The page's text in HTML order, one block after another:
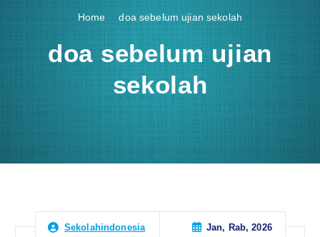
Home doa sebelum ujian sekolah
doa sebelum ujian
sekolah
Sekolahindonesia Jan, Rab, 2026